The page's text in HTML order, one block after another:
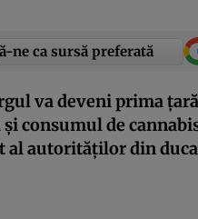
ne ca sursă preferată
va deveni prima
consumul de
al autorităților din